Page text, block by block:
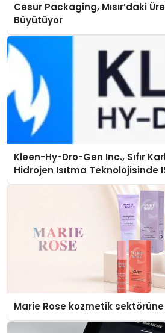
Cesur Packaging, Mısır’daki
Büyütüyor
Kleen-Hy-Dro-Gen Inc., Sıfır
Hidrojen Isıtma Teknolojisinde
Düzenleyici Onaylarını Aldı
Marie Rose kozmetik